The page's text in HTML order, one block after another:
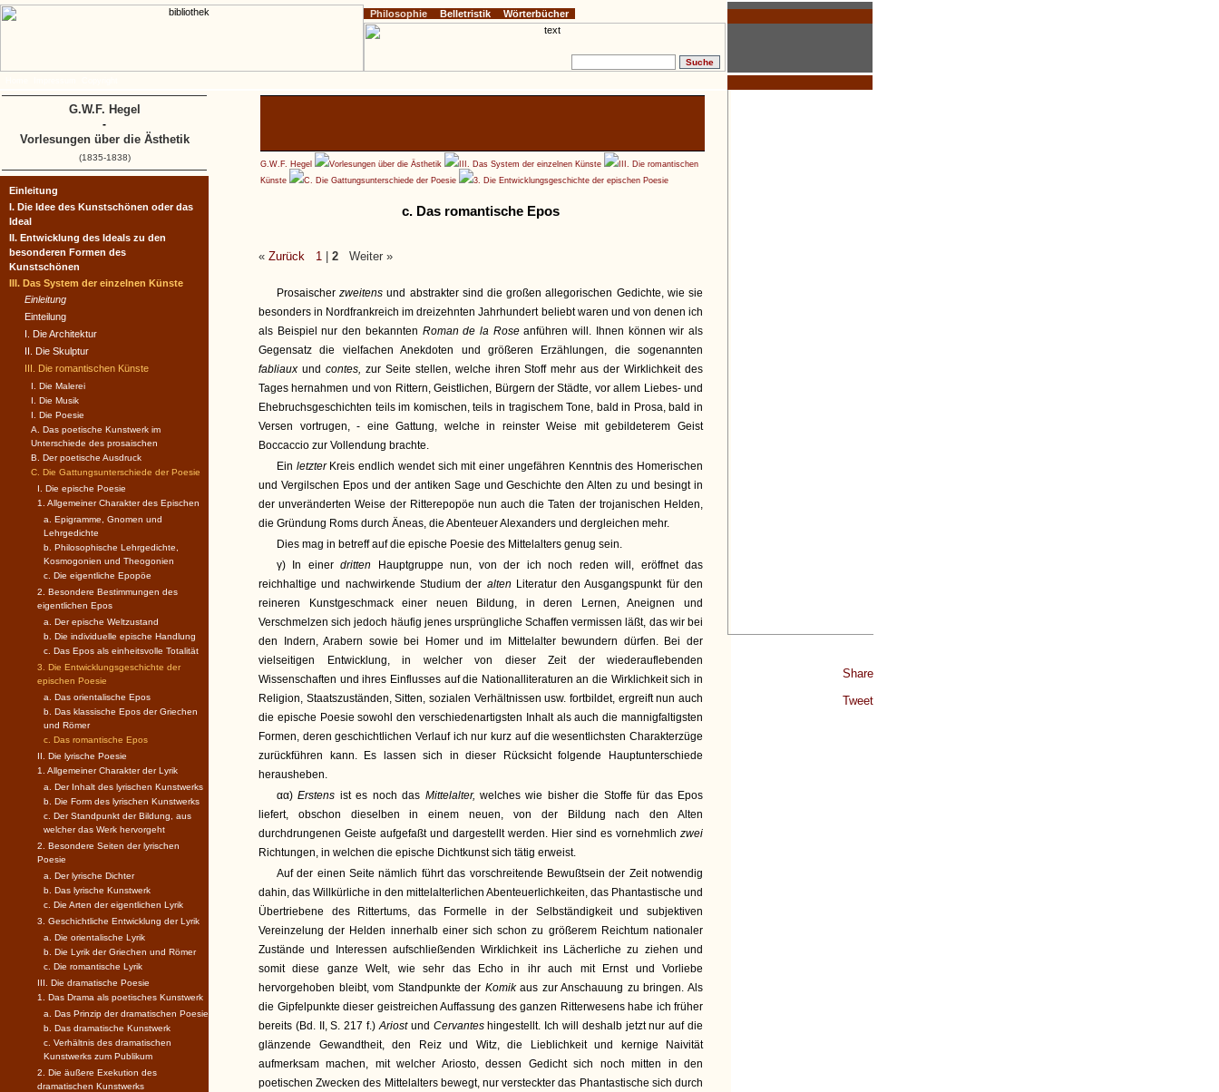
Share
Tweet
G.W.F. Hegel Vorlesungen über die Ästhetik III. Das System der einzelnen Künste
III. Die romantischen
Künste
C. Die Gattungsunterschiede der Poesie 3. Die Entwicklungsgeschichte der epischen Poesie
c. Das romantische Epos
« Zurück 1 2 Weiter »
Prosaischerzweitensund abstrakter sind die großen allegorischen Gedichte, wie sie
besonders in Nordfrankreich im dreizehnten Jahrhundert beliebt waren und von denen ich
als Beispiel nur den bekannten Roman de la Roseanführen will. Ihnen können wir als
Gegensatz die vielfachen Anekdoten und größeren Erzählungen, die sogenannten
fabliaux und contes, zur Seite stellen, welche ihren Stoff mehr aus der Wirklichkeit des
Tages hernahmen und von Rittern, Geistlichen, Bürgern der Städte, vor allem Liebes- und
Ehebruchsgeschichten teils im komischen, teils in tragischem Tone, bald in Prosa, bald in
Versen vortrugen, - eine Gattung, welche in reinster Weise mit gebildeterem Geist
Boccaccio zur Vollendung brachte.
Ein letzter Kreis endlich wendet sich mit einer ungefähren Kenntnis des Homerischen
und Vergilschen Epos und der antiken Sage und Geschichte den Alten zu und besingt in
der unveränderten Weise der Ritterepopöe nun auch die Taten der trojanischen Helden,
die Gründung Roms durch Äneas, die Abenteuer Alexanders und dergleichen mehr.
Dies mag in betreff auf die epische Poesie des Mittelalters genug sein.
γ) In einerdritten
Hauptgruppe nun, von der ich noch reden will, eröffnet das
reichhaltige und nachwirkende Studium der alten Literatur den Ausgangspunkt für den
reineren Kunstgeschmack einer neuen Bildung, in deren Lernen, Aneignen und
Verschmelzen sich jedoch häufig jenes ursprüngliche Schaffen vermissen läßt, das wir bei
den Indern, Arabern sowie bei Homer und im Mittelalter bewundern dürfen. Bei der
vielseitigen Entwicklung, in welcher von dieser Zeit der wiederauflebenden
Wissenschaften und ihres Einflusses auf die Nationalliteraturen an die Wirklichkeit sich in
Religion, Staatszuständen, Sitten, sozialen Verhältnissen usw. fortbildet, ergreift nun auch
die epische Poesie sowohl den verschiedenartigsten Inhalt als auch die mannigfaltigsten
Formen, deren geschichtlichen Verlauf ich nur kurz auf die wesentlichsten Charakterzüge
zurückführen kann. Es lassen sich in dieser Rücksicht folgende Hauptunterschiede
herausheben.
αα)Erstens ist es noch das Mittelalter,welches wie bisher die Stoffe für das Epos
liefert, obschon dieselben in einem neuen, von der Bildung nach den Alten
durchdrungenen Geiste aufgefaßt und dargestellt werden. Hier sind es vornehmlich zwei
Richtungen, in welchen die epische Dichtkunst sich tätig erweist.
Auf der einen Seite nämlich führt das vorschreitende Bewußtsein der Zeit notwendig
dahin, das Willkürliche in den mittelalterlichen Abenteuerlichkeiten, das Phantastische und
Übertriebene des Rittertums, das Formelle in der Selbständigkeit und subjektiven
Vereinzelung der Helden innerhalb einer sich schon zu größerem Reichtum nationaler
Zustände und Interessen aufschließenden Wirklichkeit ins Lächerliche zu ziehen und
somit diese ganze Welt, wie sehr das Echo in ihr auch mit Ernst und Vorliebe
hervorgehoben bleibt, vom Standpunkte der Komikaus zur Anschauung zu bringen. Als
die Gipfelpunkte dieser geistreichen Auffassung des ganzen Ritterwesens habe ich früher
bereits (Bd. II, S. 217 f.)Ariost und Cervantes hingestellt. Ich will deshalb jetzt nur auf die
glänzende Gewandtheit, den Reiz und Witz, die Lieblichkeit und kernige Naivität
aufmerksam machen, mit welcher Ariosto, dessen Gedicht sich noch mitten in den
poetischen Zwecken des Mittelalters bewegt, nur versteckter das Phantastische sich durch
Einleitung
I. Die Idee des Kunstschönen oder das
Ideal
II. Entwicklung des Ideals zu den
besonderen Formen des
Kunstschönen
III. Das System der einzelnen Künste
Einleitung
Einteilung
I. Die Architektur
II. Die Skulptur
III. Die romantischen Künste
I. Die Malerei
I. Die Musik
I. Die Poesie
A. Das poetische Kunstwerk im
Unterschiede des prosaischen
B. Der poetische Ausdruck
C. Die Gattungsunterschiede der Poesie
I. Die epische Poesie
1. Allgemeiner Charakter des Epischen
a. Epigramme, Gnomen und
Lehrgedichte
b. Philosophische Lehrgedichte,
Kosmogonien und Theogonien
c. Die eigentliche Epopöe
2. Besondere Bestimmungen des
eigentlichen Epos
a. Der epische Weltzustand
b. Die individuelle epische Handlung
c. Das Epos als einheitsvolle Totalität
3. Die Entwicklungsgeschichte der
epischen Poesie
a. Das orientalische Epos
b. Das klassische Epos der Griechen
und Römer
c. Das romantische Epos
II. Die lyrische Poesie
1. Allgemeiner Charakter der Lyrik
a. Der Inhalt des lyrischen Kunstwerks
b. Die Form des lyrischen Kunstwerks
c. Der Standpunkt der Bildung, aus
welcher das Werk hervorgeht
2. Besondere Seiten der lyrischen
Poesie
a. Der lyrische Dichter
b. Das lyrische Kunstwerk
c. Die Arten der eigentlichen Lyrik
3. Geschichtliche Entwicklung der Lyrik
a. Die orientalische Lyrik
b. Die Lyrik der Griechen und Römer
c. Die romantische Lyrik
III. Die dramatische Poesie
1. Das Drama als poetisches Kunstwerk
a. Das Prinzip der dramatischen Poesie
b. Das dramatische Kunstwerk
c. Verhältnis des dramatischen
Kunstwerks zum Publikum
2. Die äußere Exekution des
dramatischen Kunstwerks
Philosophie Belletristik Wörterbücher
G.W.F. Hegel
-
Vorlesungen über die Ästhetik
(1835-1838)